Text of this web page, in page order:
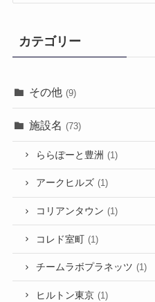
カテゴリー
その他 (9)
施設名 (73)
ららぽーと豊洲 (1)
アークヒルズ (1)
コリアンタウン (1)
コレド室町 (1)
チームラボプラネッツ (1)
ヒルトン東京 (1)